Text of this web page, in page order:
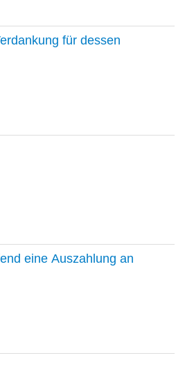
für dessen
eine Auszahlung an